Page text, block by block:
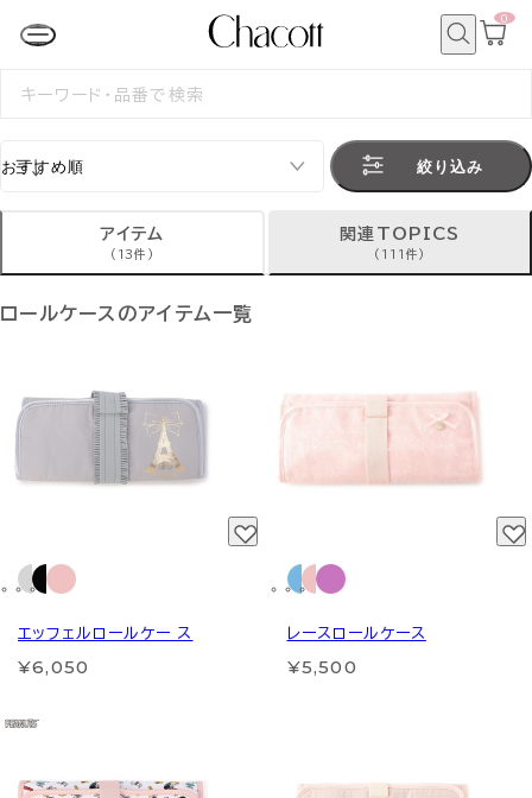
カ
0
検
絞り込み
アイテム
(13件)
関連TOPICS
(111件)
ロールケースのアイテム一覧
エッフェルロールケー ス
¥6,050
レースロールケース
¥5,500